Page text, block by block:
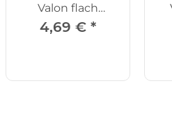
Valon flach
grasgrün
4,69 € *